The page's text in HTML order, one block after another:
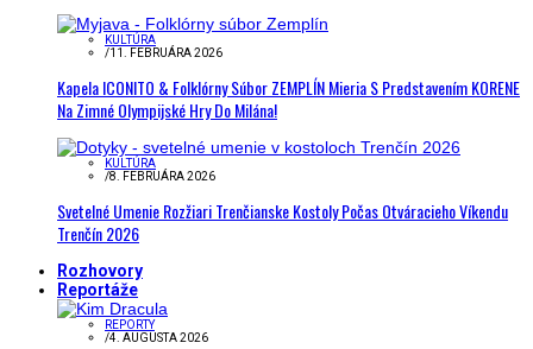
KULTÚRA
/11. FEBRUÁRA 2026
Kapela ICONITO & Folklórny Súbor ZEMPLÍN Mieria S Predstavením KORENE
Na Zimné Olympijské Hry Do Milána!
KULTÚRA
/8. FEBRUÁRA 2026
Svetelné Umenie Rozžiari Trenčianske Kostoly Počas Otváracieho Víkendu
Trenčín 2026
Rozhovory
Reportáže
REPORTY
/4. AUGUSTA 2026